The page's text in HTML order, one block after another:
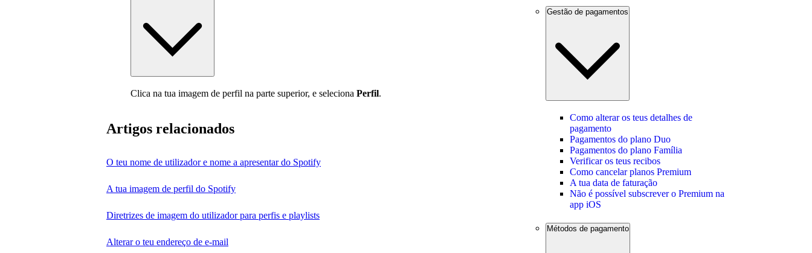
Clica na tua imagem de perfil na parte superior, e seleciona Perfil.
Artigos relacionados
O teu nome de utilizador e nome a apresentar do Spotify
A tua imagem de perfil do Spotify
Diretrizes de imagem do utilizador para perfis e playlists
Alterar o teu endereço de e-mail
Gestão de pagamentos
Como alterar os teus detalhes de
pagamento
Pagamentos do plano Duo
Pagamentos do plano Família
Verificar os teus recibos
Como cancelar planos Premium
A tua data de faturação
Não é possível subscrever o Premium na
app iOS
Métodos de pagamento